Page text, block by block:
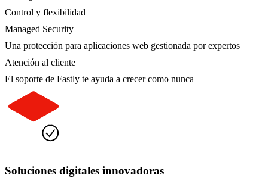
Control y flexibilidad
Managed Security
Una protección para aplicaciones web gestionada por expertos
Atención al cliente
El soporte de Fastly te ayuda a crecer como nunca
Soluciones digitales innovadoras